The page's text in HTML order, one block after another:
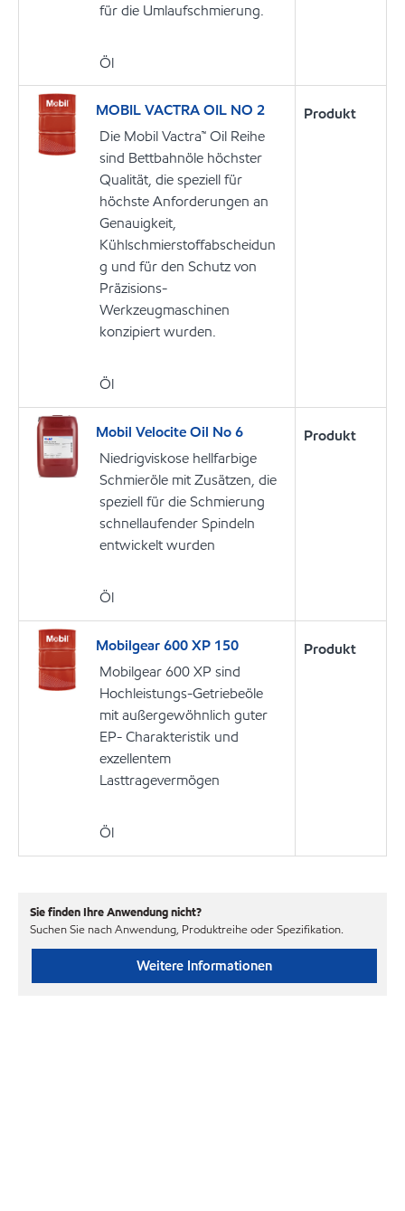
für die Umlaufschmierung.
Öl
MOBIL VACTRA OIL NO 2
Die Mobil Vactra™ Oil Reihe
sind Bettbahnöle höchster
Qualität, die speziell für
höchste Anforderungen an
Genauigkeit,
Kühlschmierstoffabscheidun
g und für den Schutz von
Präzisions-
Werkzeugmaschinen
konzipiert wurden.
Öl
Produkt
Mobil Velocite Oil No 6
Niedrigviskose hellfarbige
Schmieröle mit Zusätzen, die
speziell für die Schmierung
schnellaufender Spindeln
entwickelt wurden
Öl
Produkt
Mobilgear 600 XP 150
Mobilgear 600 XP sind
Hochleistungs-Getriebeöle
mit außergewöhnlich guter
EP- Charakteristik und
exzellentem
Lasttragevermögen
Öl
Produkt
Sie finden Ihre Anwendung nicht?
Suchen Sie nach Anwendung, Produktreihe oder Spezifikation.
Weitere Informationen